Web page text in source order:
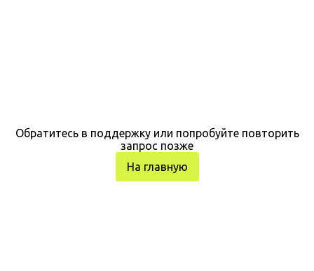
Обратитесь в поддержку или попробуйте повторить
запрос позже
На главную